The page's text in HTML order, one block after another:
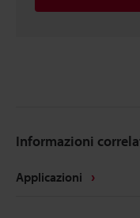
Informazioni
Applicazioni